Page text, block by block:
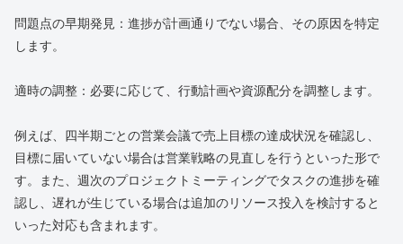
問題点の早期発見：進捗が計画通りでない場合、その原因を特定
します。
適時の調整：必要に応じて、行動計画や資源配分を調整します。
例えば、四半期ごとの営業会議で売上目標の達成状況を確認し、
目標に届いていない場合は営業戦略の見直しを行うといった形で
す。また、週次のプロジェクトミーティングでタスクの進捗を確
認し、遅れが生じている場合は追加のリソース投入を検討すると
いった対応も含まれます。